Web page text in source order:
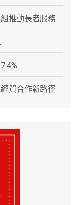
推動長者服務
貿合作新路徑